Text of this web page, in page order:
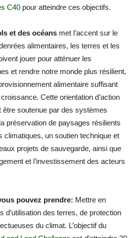
C40 pour atteindre ces objectifs.
et des océans met l’accent sur le
alimentaires, les terres et les
jouer pour atténuer les
et rendre notre monde plus résilient,
alimentaire suffisant
Cette orientation d’action
être soutenue par des systèmes
préservation de paysages résilients
climatiques, un soutien technique et
projets de sauvegarde, ainsi que
et l’investissement des acteurs
pouvez prendre: Mettre en
d’utilisation des terres, de protection
du climat. L’objectif du